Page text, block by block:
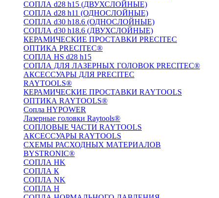
СОПЛА d28 h15 (ДВУХСЛОЙНЫЕ)
СОПЛА d28 h11 (ОДНОСЛОЙНЫЕ)
СОПЛА d30 h18.6 (ОДНОСЛОЙНЫЕ)
СОПЛА d30 h18.6 (ДВУХСЛОЙНЫЕ)
КЕРАМИЧЕСКИЕ ПРОСТАВКИ PRECITEC
ОПТИКА PRECITEC®
СОПЛА HS d28 h15
СОПЛА ДЛЯ ЛАЗЕРНЫХ ГОЛОВОК PRECITEC®
АКСЕССУАРЫ ДЛЯ PRECITEC
RAYTOOLS®
КЕРАМИЧЕСКИЕ ПРОСТАВКИ RAYTOOLS
ОПТИКА RAYTOOLS®
Сопла HYPOWER
Лазерные головки Raytools®
СОПЛОВЫЕ ЧАСТИ RAYTOOLS
АКСЕССУАРЫ RAYTOOLS
СХЕМЫ РАСХОДНЫХ МАТЕРИАЛОВ
BYSTRONIC®
СОПЛА HK
СОПЛА К
СОПЛА NK
СОПЛА H